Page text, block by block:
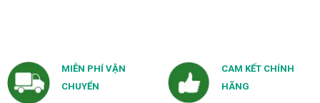
MIỄN PHÍ VẬN
CHUYỂN
CAM KẾT CHÍNH
HÃNG